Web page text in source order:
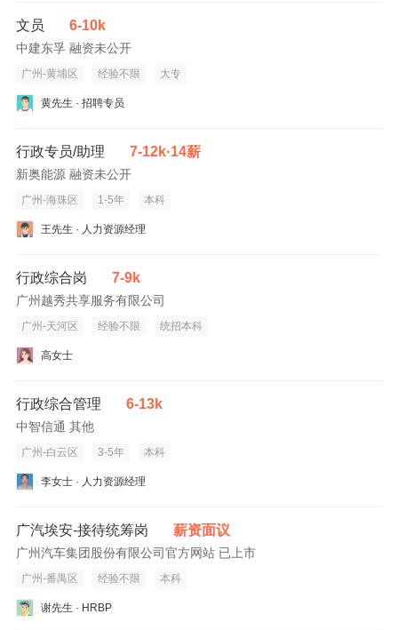
文员 6-10k
中建东孚 融资未公开
广州-黄埔区 经验不限 大专
黄先生 · 招聘专员
行政专员/助理 7-12k·14薪
新奥能源 融资未公开
广州-海珠区 1-5年 本科
王先生 · 人力资源经理
行政综合岗 7-9k
广州越秀共享服务有限公司
广州-天河区 经验不限 统招本科
高女士
行政综合管理 6-13k
中智信通 其他
广州-白云区 3-5年 本科
李女士 · 人力资源经理
广汽埃安-接待统筹岗 薪资面议
广州汽车集团股份有限公司官方网站 已上市
广州-番禺区 经验不限 本科
谢先生 · HRBP